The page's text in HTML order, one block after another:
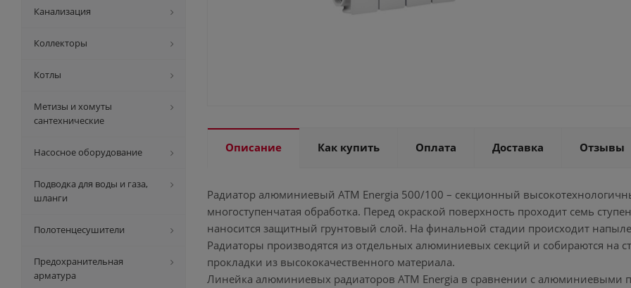
Описание Как купить Оплата Доставка Отзывы
Радиатор алюминиевый ATM Energia 500/100 – секционный
многоступенчатая обработка. Перед окраской поверхность проходит семь
наносится защитный грунтовый слой. На финальной стадии происходит
Радиаторы производятся из отдельных алюминиевых секций и собираются на
прокладки из высококачественного материала.
Линейка алюминиевых радиаторов АТМ Energia в сравнении с алюминиевыми
Канализация
Коллекторы
Котлы
Метизы и хомуты
сантехнические
Насосное оборудование
Подводка для воды и газа,
шланги
Полотенцесушители
Предохранительная
арматура